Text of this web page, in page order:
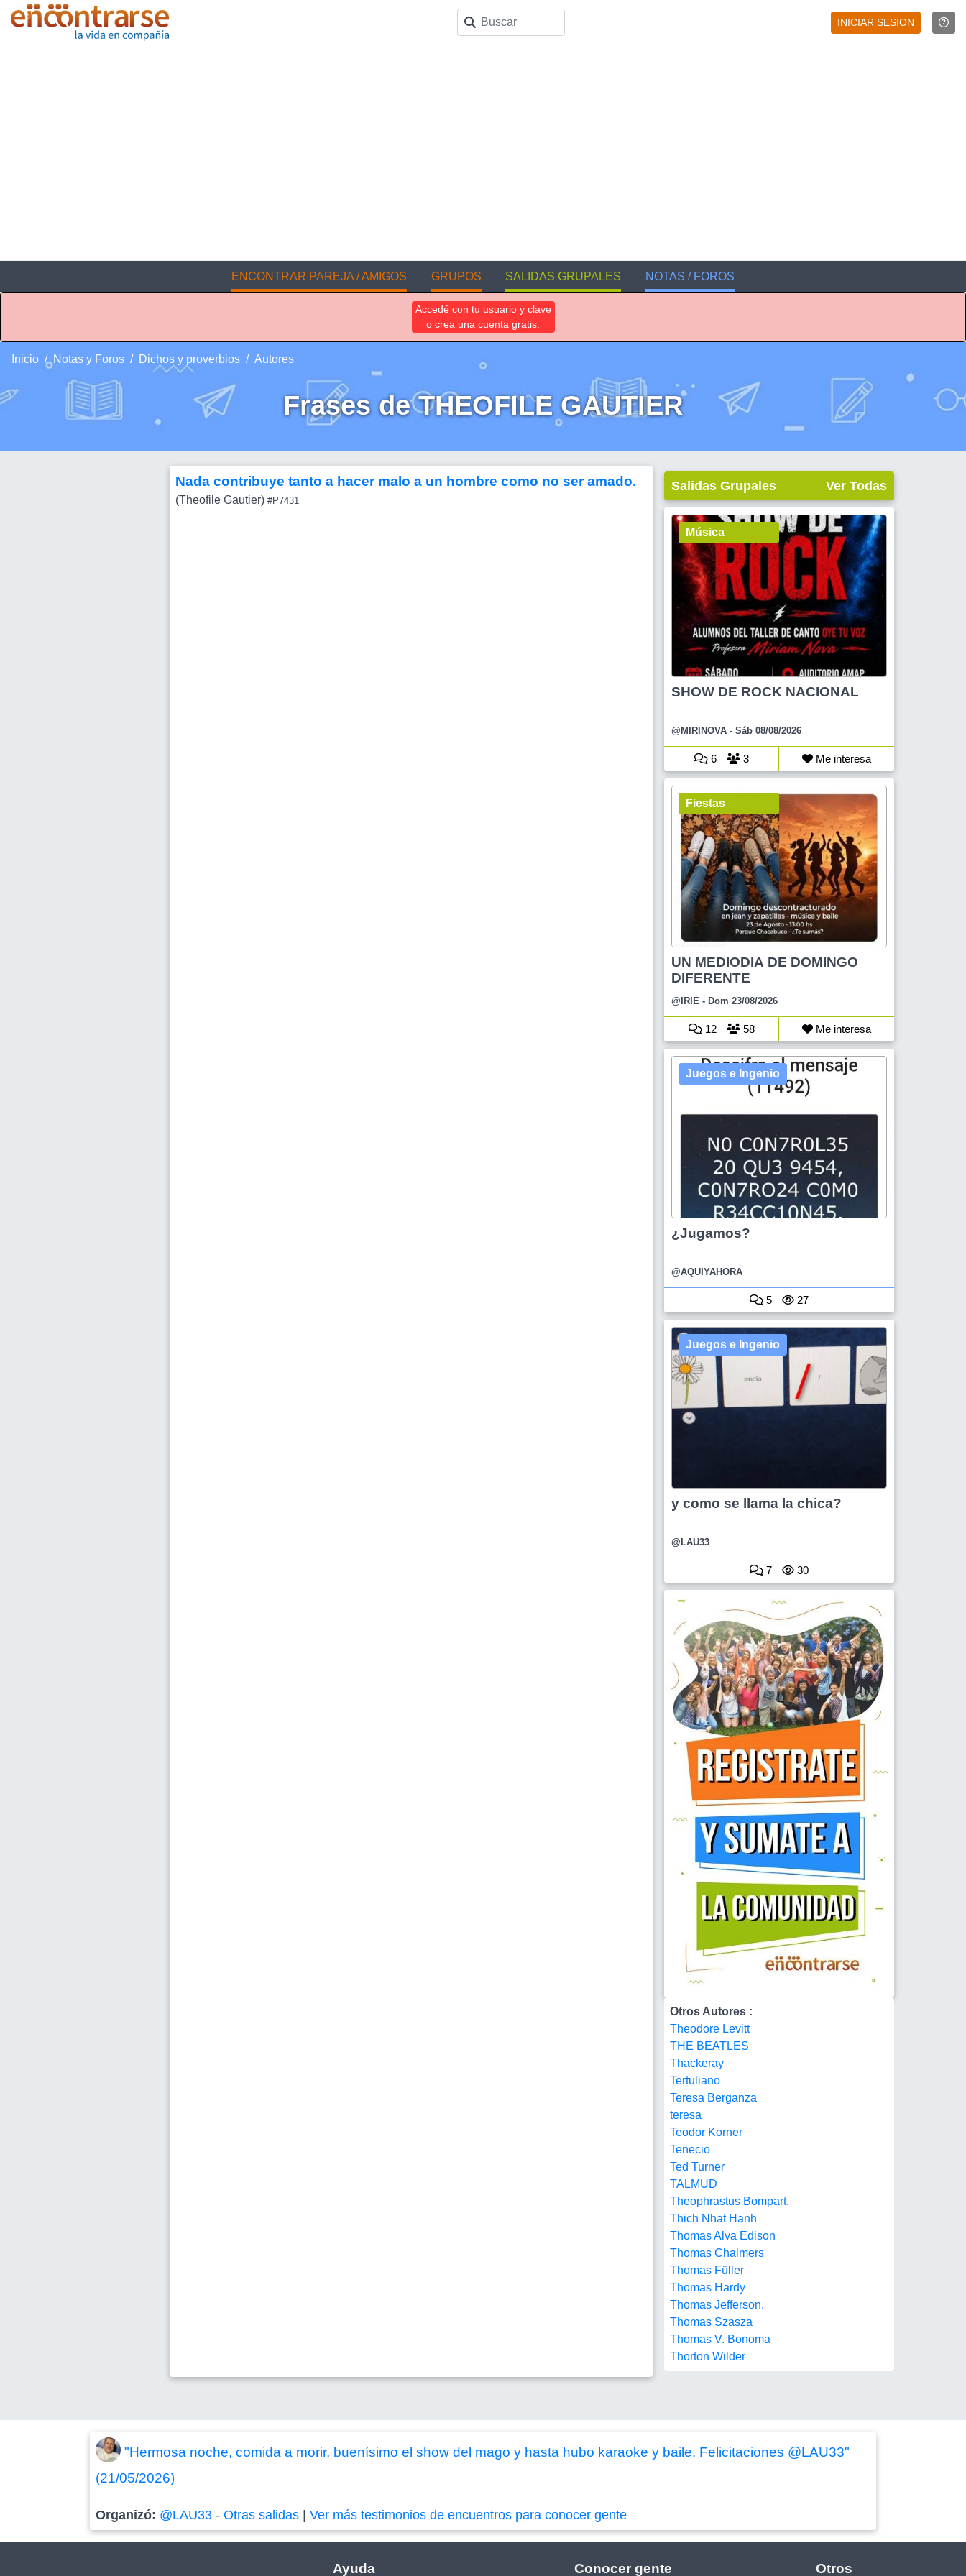
INICIAR SESION
ENCONTRAR PAREJA / AMIGOS GRUPOS SALIDAS GRUPALES NOTAS / FOROS
Accedé con tu usuario y clave
o crea una cuenta gratis.
Inicio Notas y Foros Dichos y proverbios Autores
Frases de THEOFILE GAUTIER
Nada contribuye tanto a hacer malo a un hombre como no ser amado.
(Theofile Gautier) #P7431
Salidas Grupales Ver Todas
Música
SHOW DE ROCK NACIONAL
@MIRINOVA - Sáb 08/08/2026
6 3 Me interesa
Fiestas
UN MEDIODIA DE DOMINGO
DIFERENTE
@IRIE - Dom 23/08/2026
12 58 Me interesa
Juegos e Ingenio
¿Jugamos?
@AQUIYAHORA
5 27
Juegos e Ingenio
y como se llama la chica?
@LAU33
7 30
Otros Autores :
Theodore Levitt
THE BEATLES
Thackeray
Tertuliano
Teresa Berganza
teresa
Teodor Korner
Tenecio
Ted Turner
TALMUD
Theophrastus Bompart.
Thich Nhat Hanh
Thomas Alva Edison
Thomas Chalmers
Thomas Füller
Thomas Hardy
Thomas Jefferson.
Thomas Szasza
Thomas V. Bonoma
Thorton Wilder
"Hermosa noche, comida a morir, buenísimo el show del mago y hasta hubo karaoke y baile. Felicitaciones @LAU33"
(21/05/2026)
Organizó: @LAU33 -Otras salidas |Ver más testimonios de encuentros para conocer gente
Ayuda Conocer gente Otros